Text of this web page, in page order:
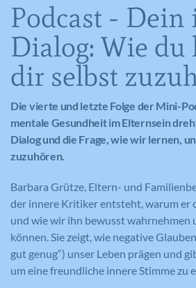
Podcast -
Dialog: Wie du
dir selbst
Die vierte und letzte Folge der Mini-
mentale Gesundheit im Elternsein
Dialog und die Frage, wie wir lernen,
zuzuhören.
Barbara Grütze, Eltern- und
der innere Kritiker entsteht, warum er
und wie wir ihn bewusst wahrnehmen
können. Sie zeigt, wie negative
gut genug“) unser Leben prägen und
um eine freundliche innere Stimme zu